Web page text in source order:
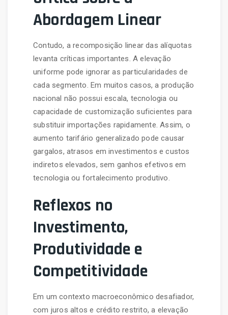
Abordagem Linear
Contudo, a recomposição linear das alíquotas
levanta críticas importantes. A elevação
uniforme pode ignorar as particularidades de
cada segmento. Em muitos casos, a produção
nacional não possui escala, tecnologia ou
capacidade de customização suficientes para
substituir importações rapidamente. Assim, o
aumento tarifário generalizado pode causar
gargalos, atrasos em investimentos e custos
indiretos elevados, sem ganhos efetivos em
tecnologia ou fortalecimento produtivo.
Reflexos no
Investimento,
Produtividade e
Competitividade
Em um contexto macroeconômico desafiador,
com juros altos e crédito restrito, a elevação